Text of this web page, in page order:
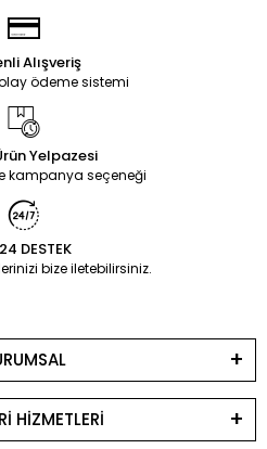
Alışveriş
ödeme sistemi
Yelpazesi
kampanya seçeneği
DESTEK
bize iletebilirsiniz.
HİZMETLERİ